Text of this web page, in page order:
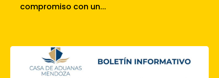
compromiso con un...